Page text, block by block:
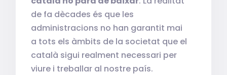
de fa dècades és que les
administracions no han garantit mai
a tots els àmbits de la societat que el
català sigui realment necessari per
viure i treballar al nostre país.